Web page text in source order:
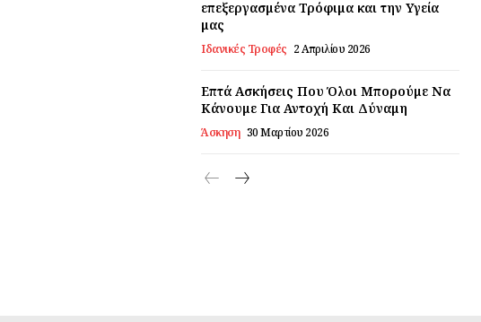
επεξεργασμένα Τρόφιμα και την Υγεία
μας
Ιδανικές Τροφές 2 Απριλίου 2026
Επτά Ασκήσεις Που Όλοι Μπορούμε Να
Κάνουμε Για Αντοχή Και Δύναμη
Άσκηση 30 Μαρτίου 2026